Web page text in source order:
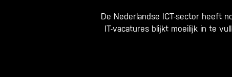
De Nederlandse ICT-sector heeft
IT-vacatures blijkt moeilijk in te